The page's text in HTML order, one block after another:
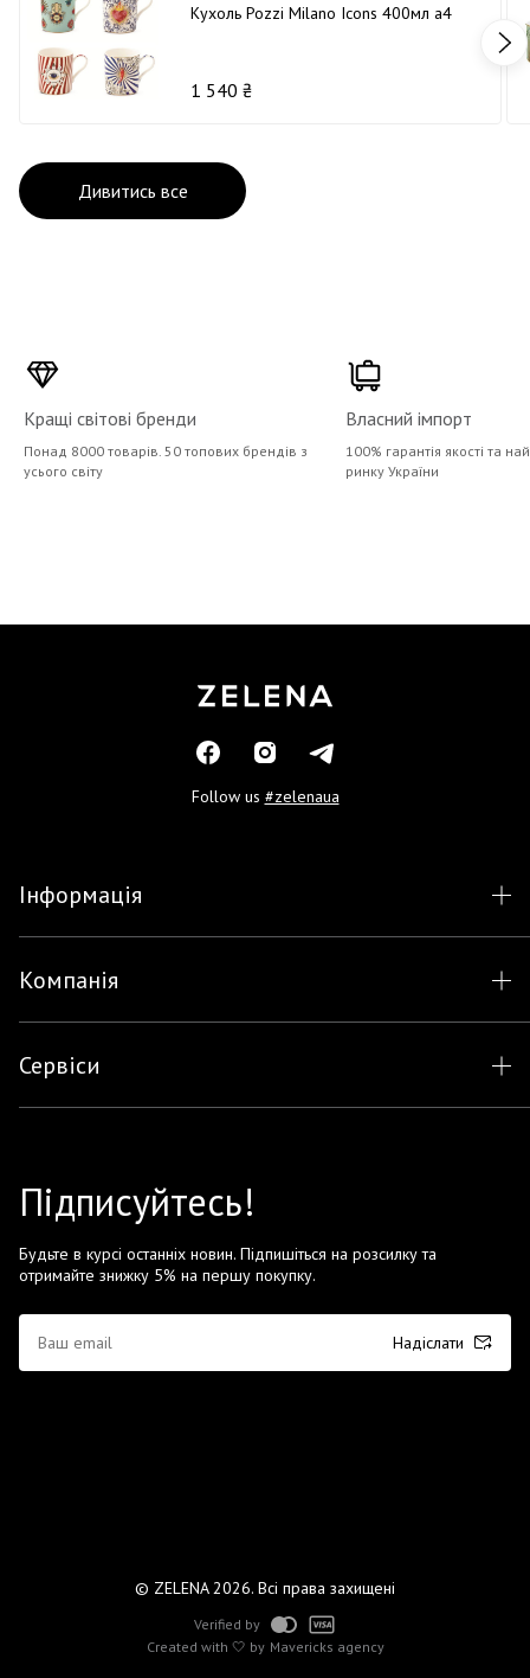
Кухоль Pozzi Milano Icons 400мл а4
1 540 ₴
Дивитись все
Кращі світові бренди
Понад 8000 товарів. 50 топових брендів з
усього світу
Власний імпорт
100% гарантія якості та
ринку України
Follow us #zelenaua
Інформація
Компанія
Сервіси
Підписуйтесь!
Будьте в курсі останніх новин. Підпишіться на розсилку та
отримайте знижку 5% на першу покупку.
Надіслати
© ZELENA 2026. Всі права захищені
Created with 🤍 by Mavericks agency
Verified by